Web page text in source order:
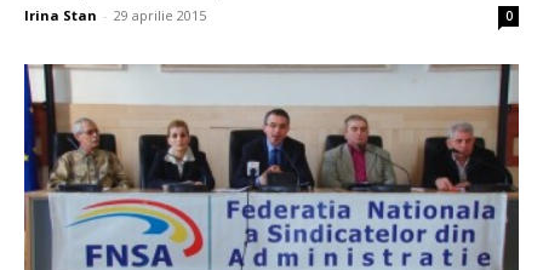
Irina Stan - 29 aprilie 2015 0